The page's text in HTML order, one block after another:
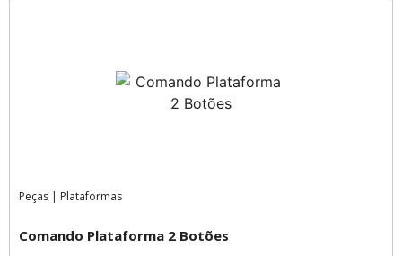
Peças | Plataformas
Comando Plataforma 2 Botões